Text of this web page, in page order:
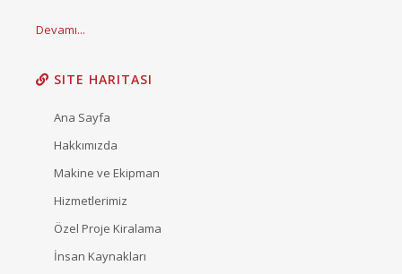
Devamı...
SITE HARITASI
Ana Sayfa
Hakkımızda
Makine ve Ekipman
Hizmetlerimiz
Özel Proje Kiralama
İnsan Kaynakları